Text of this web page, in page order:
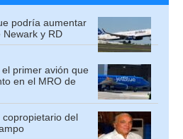
podría aumentar
Newark y RD
primer avión que
en el MRO de
copropietario del